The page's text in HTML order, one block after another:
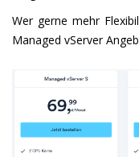
Wer gerne mehr
Managed vServer